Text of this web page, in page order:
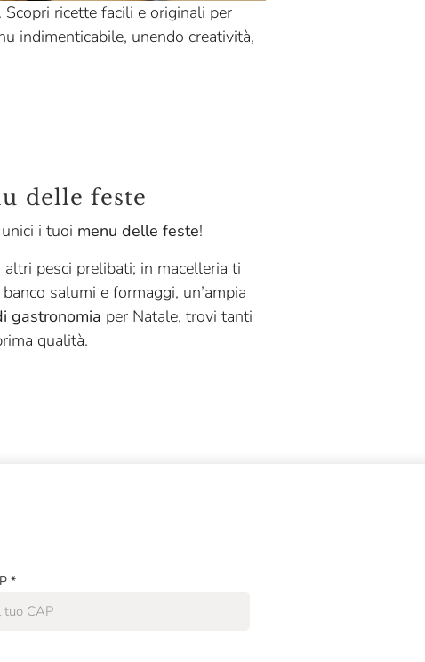
ricette facili e originali per
indimenticabile, unendo creatività,
delle feste
i tuoi menu delle feste!
pesci prelibati; in macelleria ti
salumi e formaggi, un’ampia
gastronomia per Natale, trovi tanti
qualità.
*